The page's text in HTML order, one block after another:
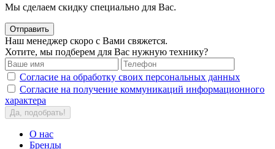
Мы сделаем скидку специально для Вас.
Отправить
Наш менеджер скоро с Вами свяжется.
Хотите, мы подберем для Вас нужную технику?
Согласие на обработку своих персональных данных
Согласие на получение коммуникаций информационного
характера
Да, подобрать!
О нас
Бренды